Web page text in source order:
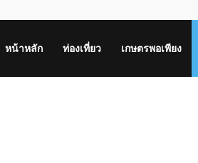
หน้าหลัก ท่องเที่ยว เกษตรพอเพียง